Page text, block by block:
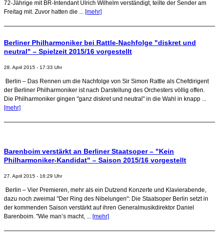
72-Jährige mit BR-Intendant Ulrich Wilhelm verständigt, teilte der Sender am
Freitag mit. Zuvor hatten die ... [mehr]
Berliner Philharmoniker bei Rattle-Nachfolge "diskret und
neutral" – Spielzeit 2015/16 vorgestellt
28. April 2015 - 17:33 Uhr
Berlin – Das Rennen um die Nachfolge von Sir Simon Rattle als Chefdirigent
der Berliner Philharmoniker ist nach Darstellung des Orchesters völlig offen.
Die Philharmoniker gingen "ganz diskret und neutral" in die Wahl in knapp ...
[mehr]
Barenboim verstärkt an Berliner Staatsoper – "Kein
Philharmoniker-Kandidat" – Saison 2015/16 vorgestellt
27. April 2015 - 16:29 Uhr
Berlin – Vier Premieren, mehr als ein Dutzend Konzerte und Klavierabende,
dazu noch zweimal "Der Ring des Nibelungen": Die Staatsoper Berlin setzt in
der kommenden Saison verstärkt auf ihren Generalmusikdirektor Daniel
Barenboim. "Wie man’s macht, ... [mehr]